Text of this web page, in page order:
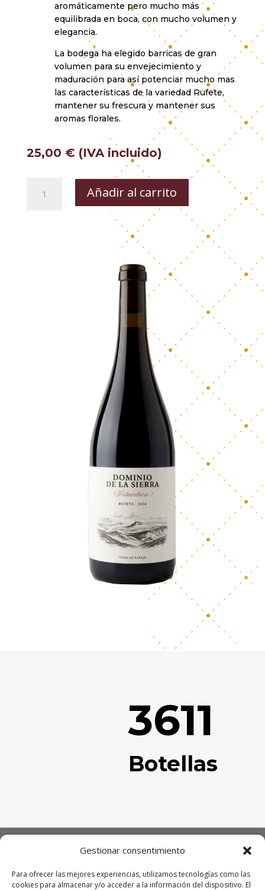
Gestionar consentimiento
Para ofrecer las mejores experiencias, utilizamos tecnologías como las
cookies para almacenar y/o acceder a la información del dispositivo. El
aromáticamente pero mucho más
equilibrada en boca, con mucho volumen y
elegancia.
La bodega ha elegido barricas de gran
volumen para su envejecimiento y
maduración para así potenciar mucho mas
las características de la variedad Rufete,
mantener su frescura y mantener sus
aromas florales.
25,00 € (IVA incluido)
Añadir al carrito
3611
Botellas
BODEGAS DOMINIO DE LA SIERRA S.L.
ÁREA LEGAL